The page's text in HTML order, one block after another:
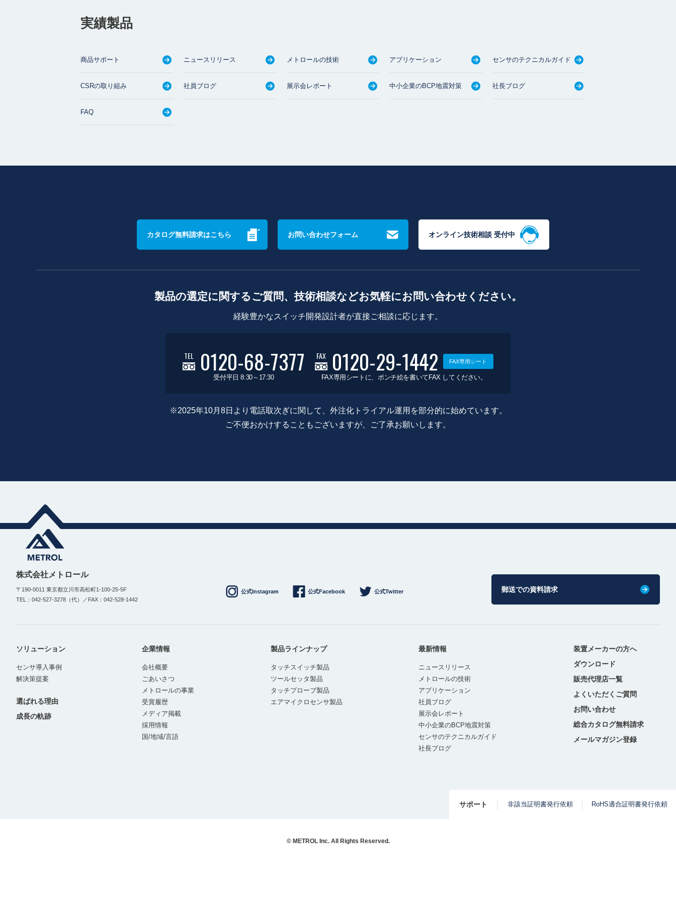
実績製品
商品サポート ニュースリリース メトロールの技術 アプリケーション センサのテクニカルガイド
CSRの取り組み 社員ブログ 展示会レポート 中小企業のBCP地震対策 社長ブログ
FAQ
カタログ無料請求はこちら お問い合わせフォーム オンライン技術相談 受付中
製品の選定に関するご質問、技術相談などお気軽にお問い合わせください。
経験豊かなスイッチ開発設計者が直接ご相談に応じます。
TEL 0120-68-7377
受付平日 8:30～17:30
FAX 0120-29-1442 FAX専用シート
FAX専用シートに、ポンチ絵を書いてFAX してください。
※2025年10月8日より電話取次ぎに関して、外注化トライアル運用を部分的に始めています。
ご不便おかけすることもございますが、ご了承お願いします。
株式会社メトロール
〒190-0011 東京都立川市高松町1-100-25-5F
TEL：042-527-3278（代）／FAX：042-528-1442
公式Instagram 公式Facebook 公式Twitter 郵送での資料請求
ソリューション
センサ導入事例
解決策提案
選ばれる理由
成長の軌跡
企業情報
会社概要
ごあいさつ
メトロールの事業
受賞履歴
メディア掲載
採用情報
国/地域/言語
製品ラインナップ
タッチスイッチ製品
ツールセッタ製品
タッチプローブ製品
エアマイクロセンサ製品
最新情報
ニュースリリース
メトロールの技術
アプリケーション
社員ブログ
展示会レポート
中小企業のBCP地震対策
センサのテクニカルガイド
社長ブログ
装置メーカーの方へ
ダウンロード
販売代理店一覧
よくいただくご質問
お問い合わせ
総合カタログ無料請求
メールマガジン登録
サポート 非該当証明書発行依頼 RoHS適合証明書発行依頼
© METROL Inc. All Rights Reserved.